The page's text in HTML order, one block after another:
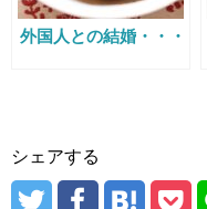
外国人との結婚・・・
シェアする